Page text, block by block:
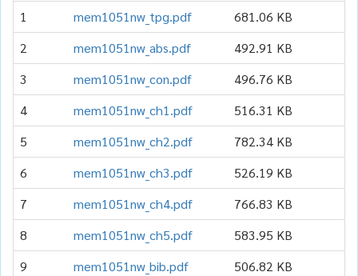
1
mem1051nw_tpg.pdf
681.06 KB
2
mem1051nw_abs.pdf
492.91 KB
3
mem1051nw_con.pdf
496.76 KB
4
mem1051nw_ch1.pdf
516.31 KB
5
mem1051nw_ch2.pdf 782.34 KB
6
mem1051nw_ch3.pdf
526.19 KB
7
mem1051nw_ch4.pdf
766.83 KB
8
mem1051nw_ch5.pdf
583.95 KB
9
mem1051nw_bib.pdf
506.82 KB